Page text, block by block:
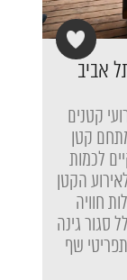
קטנים
קטן
לכמות
המתחם לאירוע הקטן
חוויה
סגור גינה
שף